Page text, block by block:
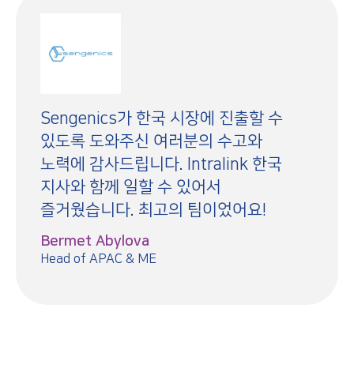
Sengenics가 한국 시장에 진출할 수
있도록 도와주신 여러분의 수고와
노력에 감사드립니다. Intralink 한국
지사와 함께 일할 수 있어서
즐거웠습니다. 최고의 팀이었어요!
Bermet Abylova
Head of APAC & ME